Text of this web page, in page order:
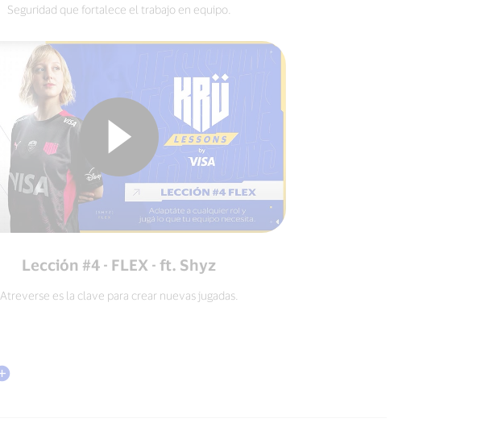
Seguridad que fortalece el trabajo en equipo.
Lección #4 - FLEX - ft. Shyz
Atreverse es la clave para crear nuevas jugadas.